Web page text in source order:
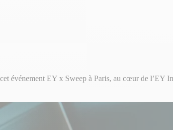
événement EY x Sweep à Paris, au cœur de l’EY